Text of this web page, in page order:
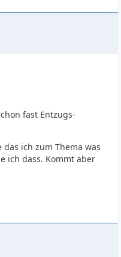
fast Entzugs-
ich zum Thema was
ich dass. Kommt aber